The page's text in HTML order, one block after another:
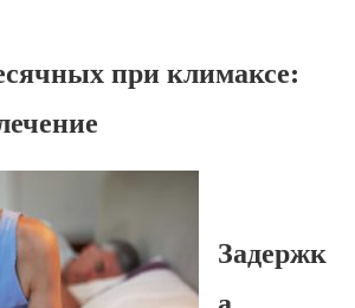
при климаксе:
Задержк